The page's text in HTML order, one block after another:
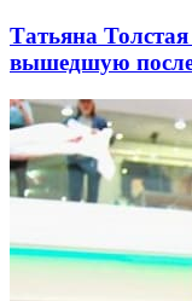
Татьяна
вышедшую после